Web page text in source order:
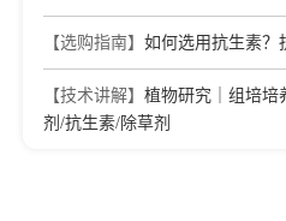
【选购指南】 如何选用抗生素？
【技术讲解】 植物研究｜组培培
剂/抗生素/除草剂